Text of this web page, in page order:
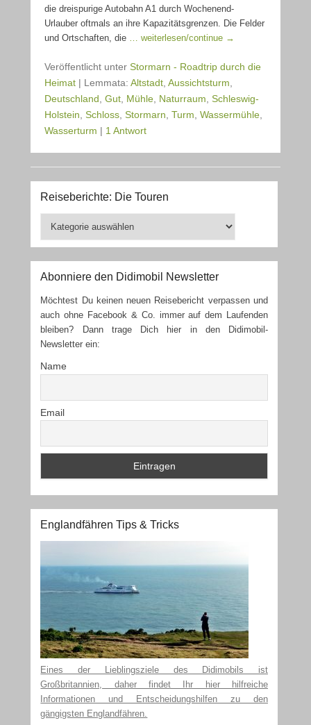
die dreispurige Autobahn A1 durch Wochenend-
Urlauber oftmals an ihre Kapazitätsgrenzen. Die Felder
und Ortschaften, die … weiterlesen/continue →
Veröffentlicht unter Stormarn - Roadtrip durch die
Heimat | Lemmata: Altstadt Aussichtsturm
Deutschland Gut Mühle Naturraum Schleswig-
Holstein Schloss Stormarn Turm Wassermühle
Wasserturm | 1 Antwort
Reiseberichte: Die Touren
Touren
Abonniere den Didimobil Newsletter
Möchtest Du keinen neuen Reisebericht verpassen und
auch ohne Facebook & Co. immer auf dem Laufenden
bleiben? Dann trage Dich hier in den Didimobil-
Newsletter ein:
Name
Email
Englandfähren Tips & Tricks
Eines der Lieblingsziele des Didimobils ist
Großbritannien, daher findet Ihr hier hilfreiche
Informationen und Entscheidungshilfen zu den
gängigsten Englandfähren.